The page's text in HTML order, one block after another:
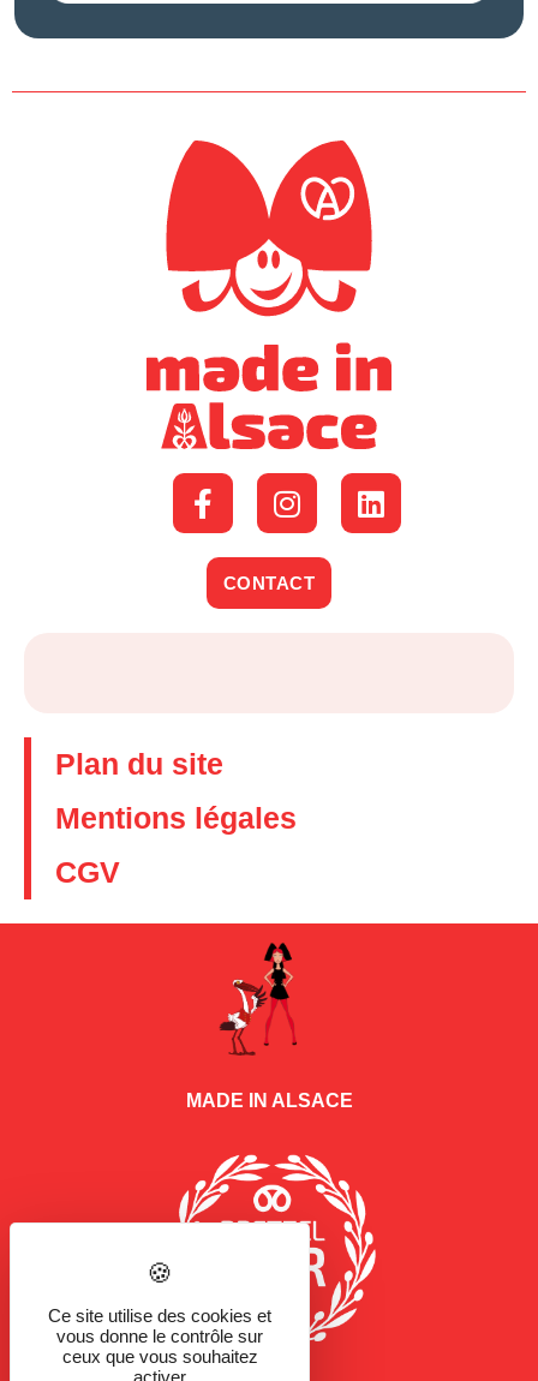
CONTACT
Plan du site
Mentions légales
CGV
MADE IN ALSACE
Ce site utilise des cookies et
vous donne le contrôle sur
ceux que vous souhaitez
activer